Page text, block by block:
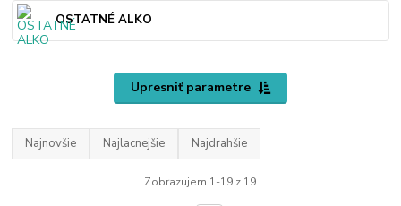
OSTATNÉ ALKO
Upresniť parametre
Najnovšie Najlacnejšie Najdrahšie
Zobrazujem 1-19 z 19